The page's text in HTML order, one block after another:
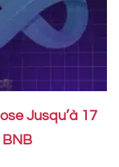
Jusqu’à 17